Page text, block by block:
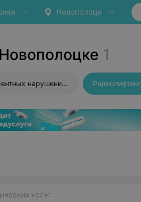
Новополоцк
1
Лечение пигментных нарушений кожи Радиолифтинг
УСЛУГ